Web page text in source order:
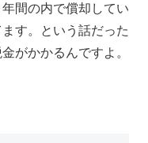
間の内で償却してい
す。という話だった
がかかるんですよ。